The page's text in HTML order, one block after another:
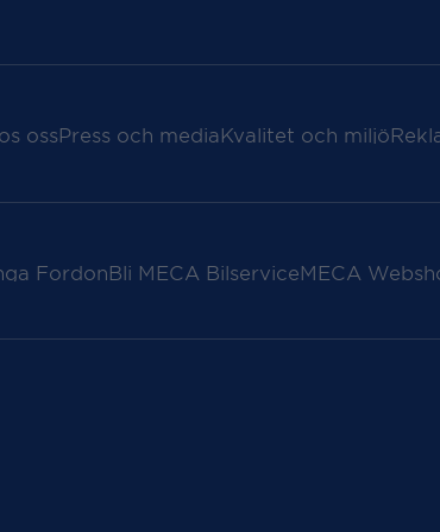
ossPress och mediaKvalitet och miljö
FordonBli MECA BilserviceMECA